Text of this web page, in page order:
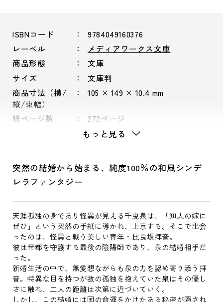
ISBNコード
9784049160376
レーベル
メディアワークス文庫
商品形態
文庫
サイズ
文庫判
商品寸法（横/
縦/束幅）
105 × 149 × 10.4 mm
総ページ数 272ページ
もっと見る
突然の結婚から始まる、純度100％の和風シンデ
レラファンタジー
天涯孤独の身であり怪異が見える千曳泉は、「知人の嫁に
ぜひ」という突然の手紙に導かれ、上京する。そこで出会
ったのは、怪異と戦う美しい青年・比良坂拝音。
彼は帝都を守護する最後の陰陽師であり、泉の結婚相手だ
った。
新婚生活の中で、無愛想ながらも泉の力を認め寄り添う拝
音。特異な目を持つが故の孤独を抱えていた泉はその優し
さに触れ、二人の距離は次第に近づいていく。
しかし、この結婚には国の命運をかけたある秘密が隠され